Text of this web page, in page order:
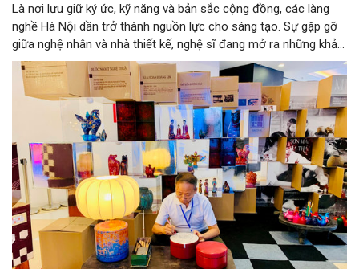
Là nơi lưu giữ ký ức, kỹ năng và bản sắc cộng đồng, các làng
nghề Hà Nội dần trở thành nguồn lực cho sáng tạo. Sự gặp gỡ
giữa nghệ nhân và nhà thiết kế, nghệ sĩ đang mở ra những khả
năng phát triển mới cho thủ công đương đại trên nền tảng di
sản. Từ những cuộc “kết duyên” đầy cảm hứng ấy, Hà Nội đang
khơi thông mạch ngầm của hệ sinh thái thủ công, biến vốn cổ
thành động lực bền vững cho tương lai.